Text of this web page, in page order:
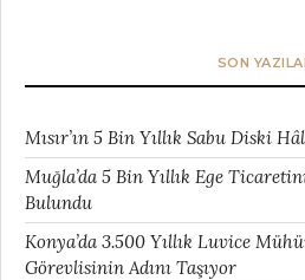
SON
Mısır’ın 5 Bin Yıllık Sabu Diski
Muğla’da 5 Bin Yıllık Ege
Bulundu
Konya’da 3.500 Yıllık Luvice
Görevlisinin Adını Taşıyor